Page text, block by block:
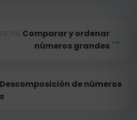
Descomposición de números
Comparar y ordenar
números grandes →